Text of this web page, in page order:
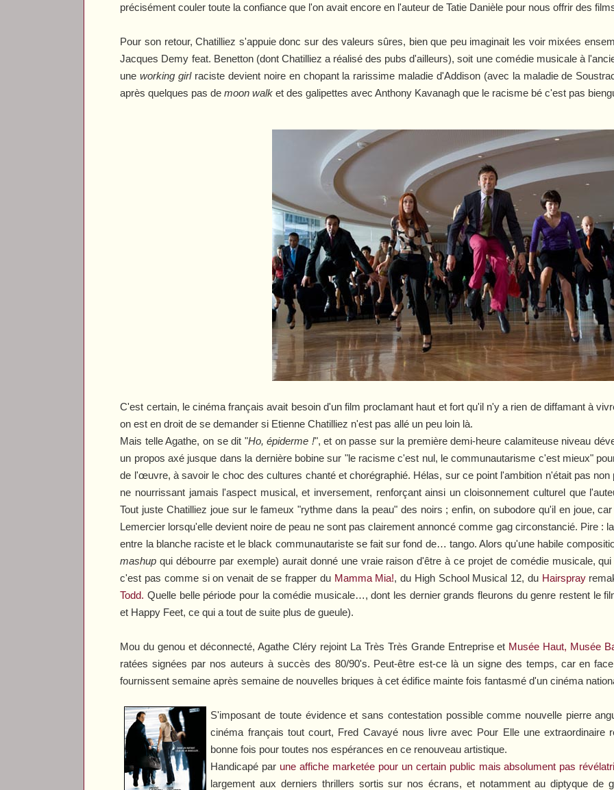
précisément couler toute la confiance que l'on avait encore en l'auteur deTatie Danièle pour nous offrir des
Pour son retour, Chatilliez s'appuie donc sur des valeurs sûres, bien que peu imaginait les voir mixées
Jacques Demy feat. Benetton (dont Chatilliez a réalisé des pubs d'ailleurs), soit une comédie musicale à
uneworking girlraciste devient noire en chopant la rarissime maladie d'Addison (avec la maladie de
après quelques pas demoon walk et des galipettes avec Anthony Kavanagh que le racisme bé c'est pas
C'est certain, le cinéma français avait besoin d'un film proclamant haut et fort qu'il n'y a rien de diffamant à
on est en droit de se demander si Etienne Chatilliez n'est pas allé un peu loin là.
Mais telle Agathe, on se dit "Ho, épiderme !", et on passe sur la première demi-heure calamiteuse niveau
un propos axé jusque dans la dernière bobine sur "le racisme c'est nul, le communautarisme c'est mieux"
de l'œuvre, à savoir le choc des cultures chanté et chorégraphié. Hélas, sur ce point l'ambition n'était pas non
ne nourrissant jamais l'aspect musical, et inversement, renforçant ainsi un cloisonnement culturel que
Tout juste Chatilliez joue sur le fameux "rythme dans la peau" des noirs ; enfin, on subodore qu'il en joue,
Lemercier lorsqu'elle devient noire de peau ne sont pas clairement annoncé comme gag circonstancié. Pire :
entre la blanche raciste et le black communautariste se fait sur fond de… tango. Alors qu'une habile
mashup qui débourre par exemple) aurait donné une vraie raison d'être à ce projet de comédie musicale,
c'est pas comme si on venait de se frapper du Mamma Mia!, du High School Musical 12, du Hairspray
Todd. Quelle belle période pour la comédie musicale…, dont les dernier grands fleurons du genre restent le
et Happy Feet, ce qui a tout de suite plus de gueule).
Mou du genou et déconnecté,Agathe Cléryrejoint La Très Très Grande Entrepriseet Musée Haut, Musée
ratées signées par nos auteurs à succès des 80/90's. Peut-être est-ce là un signe des temps, car en
fournissent semaine après semaine de nouvelles briques à cet édifice mainte fois fantasmé d'un cinéma
S'imposant de toute évidence et sans contestation possible comme nouvelle pierre
cinéma français tout court, Fred Cavayé nous livre avec Pour Elleune extraordinaire
bonne fois pour toutes nos espérances en ce renouveau artistique.
Handicapé par une affiche marketée pour un certain public mais absolument pas
largement aux derniers thrillers sortis sur nos écrans, et notamment au diptyque de